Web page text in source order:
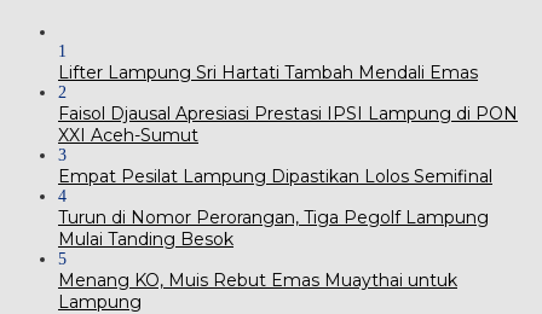
1
Lifter Lampung Sri Hartati Tambah Mendali Emas
2
Faisol Djausal Apresiasi Prestasi IPSI Lampung di PON
XXI Aceh-Sumut
3
Empat Pesilat Lampung Dipastikan Lolos Semifinal
4
Turun di Nomor Perorangan, Tiga Pegolf Lampung
Mulai Tanding Besok
5
Menang KO, Muis Rebut Emas Muaythai untuk
Lampung